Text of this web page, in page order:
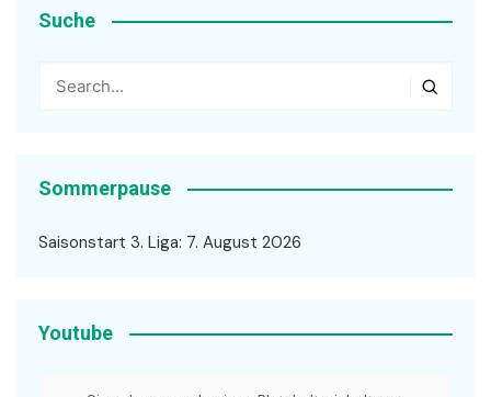
Suche
Sommerpause
Saisonstart 3. Liga: 7. August 2026
Youtube